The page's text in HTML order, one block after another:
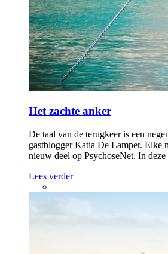
Het zachte anker
De taal van de terugkeer is een
gastblogger Katia De Lamper. Elke
nieuw deel op PsychoseNet. In deze
Lees verder